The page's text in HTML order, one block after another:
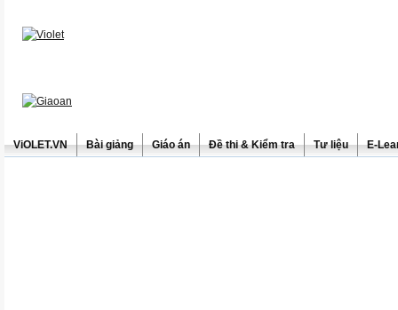
ViOLET.VN Bài giảng Giáo án Đề thi & Kiểm tra Tư liệu E-